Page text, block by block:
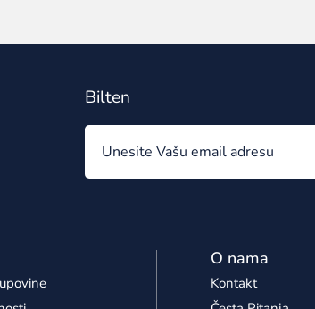
Bilten
O nama
Kontakt